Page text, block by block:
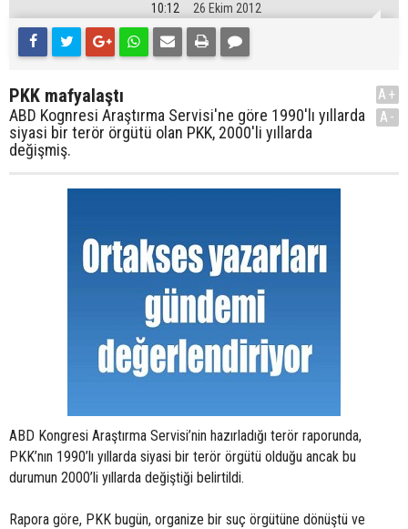
10:12 26 Ekim 2012
PKK mafyalaştı
ABD Kognresi Araştırma Servisi'ne göre 1990'lı yıllarda
siyasi bir terör örgütü olan PKK, 2000'li yıllarda
değişmiş.
A+
A-
ABD Kongresi Araştırma Servisi’nin hazırladığı terör raporunda,
PKK’nın 1990’lı yıllarda siyasi bir terör örgütü olduğu ancak bu
durumun 2000’li yıllarda değiştiği belirtildi.
Rapora göre, PKK bugün, organize bir suç örgütüne dönüştü ve